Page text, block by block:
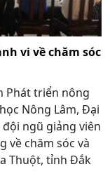
vi về chăm sóc
Phát triển nông
Nông Lâm, Đại
ngũ giảng viên
về chăm sóc và
Thuột, tỉnh Đắk